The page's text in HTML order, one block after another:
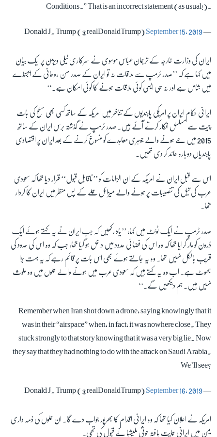
Conditions.” That is an incorrect statement (as usual!).
— Donald J. Trump (@realDonaldTrump)
September 15, 2019
ایران کی وزارت خارجہ کے ترجمان عباس موسوی نے سرکاری ٹیلی ویژن پر ایک بیان
میں کہا ہے کہ ’’صدر ٹرمپ سے ملاقات نہ تو ایران کے صدر حسن روحانی کے ایجنڈے
میں شامل ہے اور نہ ہی ایسی کوئی ملاقات ہونے کا کوئی امکان ہے۔‘‘
ایرانی حکام ایران پر امریکی پابندیوں کے تناظر میں امریکہ کے ساتھ کسی بھی سطح کی بات
چیت سے مسلسل انکار کرتے آئے ہیں۔ صدر ٹرمپ نے گذشتہ برس ایران کے ساتھ
2015 میں طے ہونے والے جوہری معاہدے کو منسوخ کرنے کے بعد ایران پر اقتصادی
پابندیاں دوبارہ عائد کر دی تھیں۔
اس سے قبل ایران نے امریکہ کے ان الزامات کو ’’ناقابل قبول‘‘ قرار دیا تھا کہ سعودی
عرب کی تیل کی تنصیبات پر ہونے والے میزائل حملے کے پس منظر میں ایران کا کردار
تھا۔
صدر ٹرمپ نے ایک ٹوئٹ میں کہا، ’’یاد رکھیں کہ جب ایران نے یہ کہتے ہوئے ایک
ڈرون کو مار گرایا تھا کہ وہ اس کی فضائی حدود میں داخل ہو گیا تھا، جب کہ وہ اس کی حدود کی
قریب بالکل نہیں تھا۔ وہ یہ جانتے ہوئے بھی اس بات پر قائم رہے کہ یہ بہت بڑا
جھوٹ ہے۔ اب وہ یہ کہتے ہیں کہ سعودی عرب میں ہونے والے حملوں میں وہ ملوث
نہیں ہیں۔ ہم دیکھیں گے۔‘‘
Remember when Iran shot down a drone, saying knowingly that it
was in their “airspace” when, in fact, it was nowhere close. They
stuck strongly to that story knowing that it was a very big lie. Now
they say that they had nothing to do with the attack on Saudi Arabia.
We’ll see?
— Donald J. Trump (@realDonaldTrump)
September 16, 2019
امریکہ نے اعلان کیا تھا کہ وہ ایرانی اقدام کا بھرپور جواب دے گا۔ ان حملوں کی ذمہ داری
یمن میں ایرانی حمایت یافتہ حوثی ملیشیا نے قبول کی تھی۔